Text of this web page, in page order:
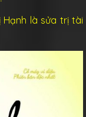
là sửa trị tài